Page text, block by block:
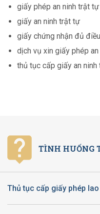
giấy phép an ninh trật tự
giấy an ninh trật tự
giấy chứng nhận đủ
dịch vụ xin giấy phép
thủ tục cấp giấy an
TÌNH HUỐNG
Thủ tục cấp giấy phép